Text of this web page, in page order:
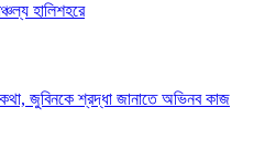
হালিশহরে
জুবিনকে শ্রদ্ধা জানাতে অভিনব কাজ